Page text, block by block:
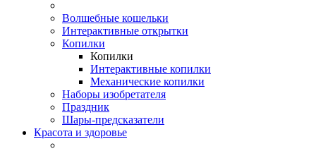
Волшебные кошельки
Интерактивные открытки
Копилки
Копилки
Интерактивные копилки
Механические копилки
Наборы изобретателя
Праздник
Шары-предсказатели
Красота и здоровье